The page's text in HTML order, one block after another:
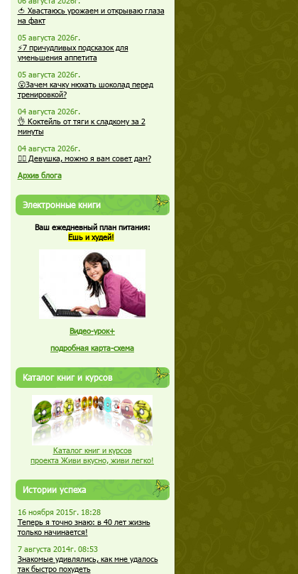
🍅 Хвастаюсь урожаем и открываю глаза
на факт
05 августа 2026г.
⚡7 причудливых подсказок для
уменьшения аппетита
05 августа 2026г.
😮Зачем качку нюхать шоколад перед
тренировкой?
04 августа 2026г.
👌 Коктейль от тяги к сладкому за 2
минуты
04 августа 2026г.
🏋️‍♀️ Девушка, можно я вам совет дам?
Архив блога
Электронные книги
Ваш ежедневный план питания:
Ешь и худей!
Видео-урок+
подробная карта-схема
Каталог книг и курсов
Каталог книг и курсов
проекта Живи вкусно, живи легко!
Истории успеха
16 ноября 2015г. 18:28
Теперь я точно знаю: в 40 лет жизнь
только начинается!
7 августа 2014г. 08:53
Знакомые удивлялись, как мне удалось
так быстро похудеть